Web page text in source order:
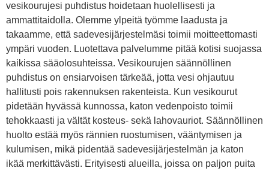
vesikourujesi puhdistus hoidetaan huolellisesti ja
ammattitaidolla. Olemme ylpeitä työmme laadusta ja
takaamme, että sadevesijärjestelmäsi toimii moitteettomasti
ympäri vuoden. Luotettava palvelumme pitää kotisi suojassa
kaikissa sääolosuhteissa. Vesikourujen säännöllinen
puhdistus on ensiarvoisen tärkeää, jotta vesi ohjautuu
hallitusti pois rakennuksen rakenteista. Kun vesikourut
pidetään hyvässä kunnossa, katon vedenpoisto toimii
tehokkaasti ja vältät kosteus- sekä lahovauriot. Säännöllinen
huolto estää myös rännien ruostumisen, vääntymisen ja
kulumisen, mikä pidentää sadevesijärjestelmän ja katon
ikää merkittävästi. Erityisesti alueilla, joissa on paljon puita